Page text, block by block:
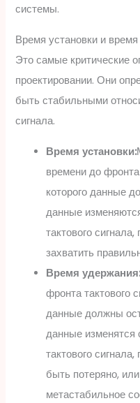
системы.
Время установки и
Это самые критические
проектировании. Они
быть стабильными
сигнала.
Время установки:
времени до фронта
которого данные
данные
тактового
захватить
Время
фронта тактового
данные должны
данные
тактового
быть потеряно,
метастабильное